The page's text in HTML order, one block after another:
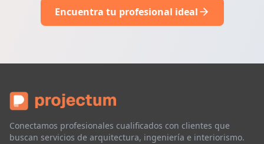
Encuentra tu profesional ideal
Conectamos profesionales cualificados con clientes que
buscan servicios de arquitectura, ingeniería e interiorismo.